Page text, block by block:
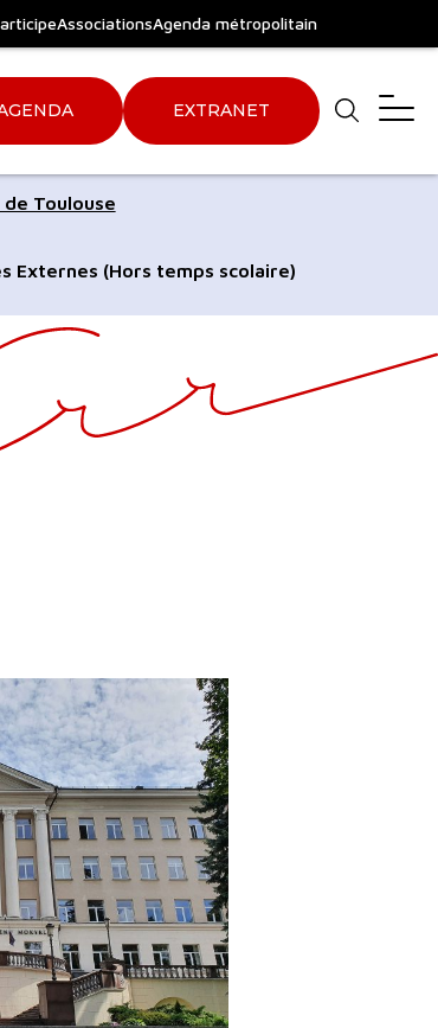
du
site
AssociationsAgenda métropolitain
EXTRANET
Toulouse
Externes (Hors temps scolaire)